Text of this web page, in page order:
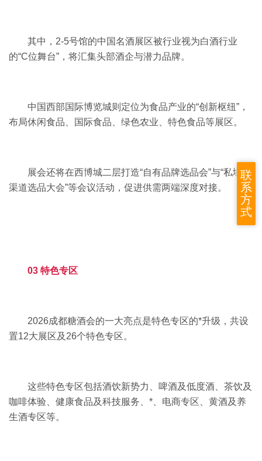
其中，2-5号馆的中国名酒展区被行业视为白酒行业
的“C位舞台”，将汇集头部酒企与潜力品牌。
中国西部国际博览城则定位为食品产业的“创新枢纽”，
布局休闲食品、国际食品、绿色农业、特色食品等展区。
展会还将在西博城二层打造“自有品牌选品会”与“私域新
渠道选品大会”等会议活动，促进供需两端深度对接。
03 特色专区
2026成都糖酒会的一大亮点是特色专区的*升级，共设
置12大展区及26个特色专区。
这些特色专区包括酒饮新势力、啤酒及低度酒、茶饮及
咖啡体验、健康食品及科技服务、*、电商专区、黄酒及养
生酒专区等。
联
系
方
式